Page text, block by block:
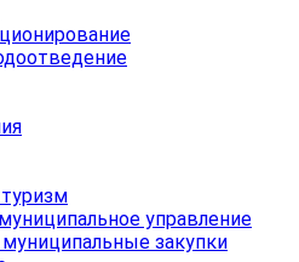
управление
закупки